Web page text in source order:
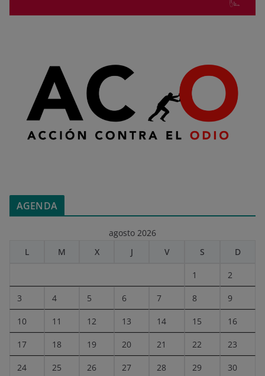
AGENDA
agosto 2026
L
M X J V S D
1 2
3 4 5 6 7 8 9
10 11 12 13 14 15 16
17 18 19 20 21 22 23
24 25 26 27 28 29 30